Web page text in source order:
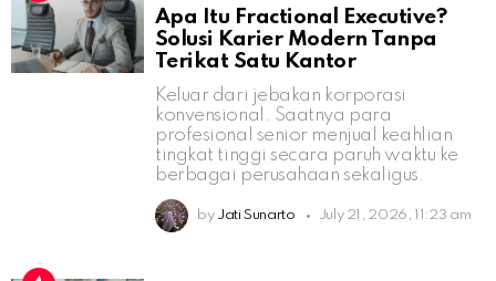
Apa Itu Fractional Executive?
Solusi Karier Modern Tanpa
Terikat Satu Kantor
Keluar dari jebakan korporasi
konvensional. Saatnya para
profesional senior menjual keahlian
tingkat tinggi secara paruh waktu ke
berbagai perusahaan sekaligus.
by Jati Sunarto July 21, 2026, 11:23 am